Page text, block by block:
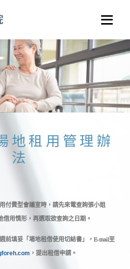
選單
地租用管理辦
法
付費型會議室時，請先來電查詢張小姐
借用情形，再選取欲查詢之日期。
前填妥「場地租借使用切結書」，E-mail至
，提出租借申請。